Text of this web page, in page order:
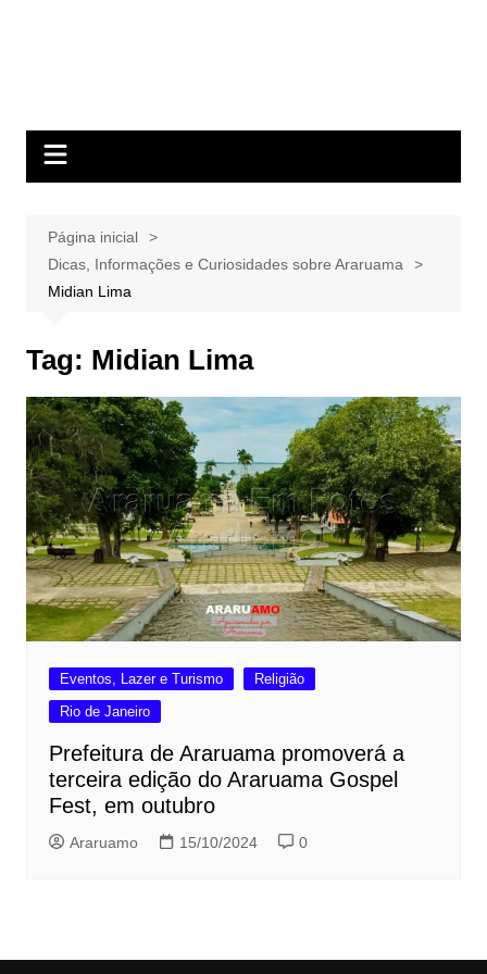
Página inicial
Dicas, Informações e Curiosidades sobre Araruama
Midian Lima
Tag: Midian Lima
Eventos, Lazer e Turismo
Religião
Rio de Janeiro
Prefeitura de Araruama promoverá a
terceira edição do Araruama Gospel
Fest, em outubro
Araruamo 15/10/2024 0